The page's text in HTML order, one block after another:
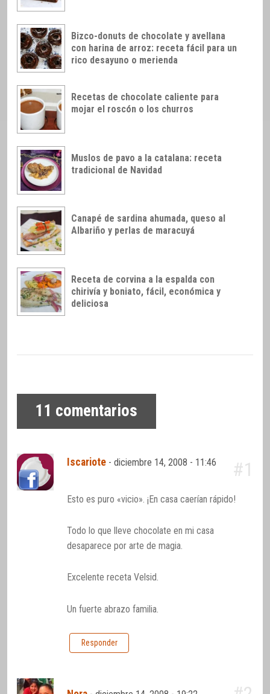
Bizco-donuts de chocolate y avellana
con harina de arroz: receta fácil para un
rico desayuno o merienda
Recetas de chocolate caliente para
mojar el roscón o los churros
Muslos de pavo a la catalana: receta
tradicional de Navidad
Canapé de sardina ahumada, queso al
Albariño y perlas de maracuyá
Receta de corvina a la espalda con
chirivía y boniato, fácil, económica y
deliciosa
11 comentarios
Iscariote -diciembre 14, 2008 - 11:46 #1
Esto es puro «vicio». ¡En casa caerían rápido!
Todo lo que lleve chocolate en mi casa
desaparece por arte de magia.
Excelente receta Velsid.
Un fuerte abrazo familia.
Responder